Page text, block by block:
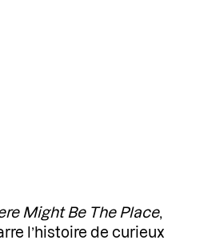
Might Be The Place,
l’histoire de curieux